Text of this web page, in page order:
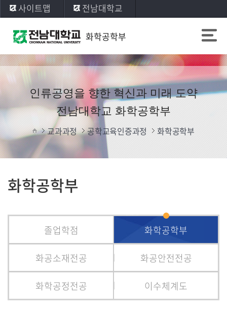
사이트맵 전남대학교
화학공학부
인류공영을 향한 혁신과 미래 도약
전남대학교 화학공학부
교과과정 공학교육인증과정 화학공학부
화학공학부
졸업학점 화학공학부
화공소재전공 화공안전전공
화학공정전공 이수체계도